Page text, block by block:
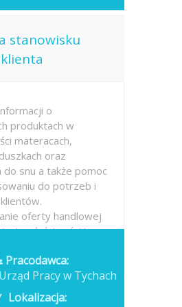
stanowisku
o
produktach w
materacach,
oraz
do snu a także pomoc
do potrzeb i
oferty handlowej
właściwości i
2026-07-16
Pracodawca:
Pracy w Tychach
Lokalizacja: